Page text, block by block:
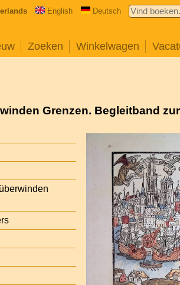
English Deutsch
Zoeken Winkelwagen
Grenzen. Begleitband